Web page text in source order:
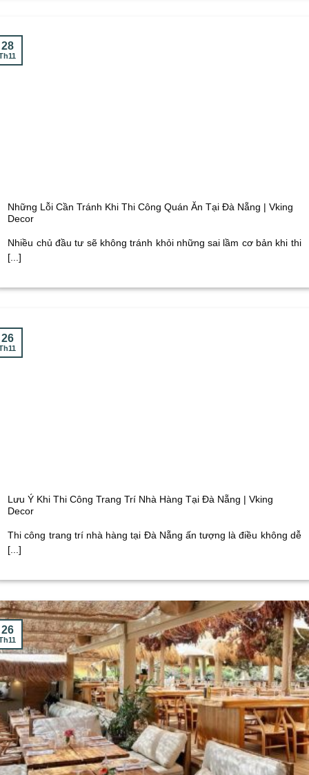
Những Lỗi Cần Tránh Khi Thi Công Quán Ăn Tại Đà Nẵng | Vking
Decor
Nhiều chủ đầu tư sẽ không tránh khỏi những sai lầm cơ bản khi thi
[...]
28
Lưu Ý Khi Thi Công Trang Trí Nhà Hàng Tại Đà Nẵng | Vking
Decor
Thi công trang trí nhà hàng tại Đà Nẵng ấn tượng là điều không dễ
[...]
26
26